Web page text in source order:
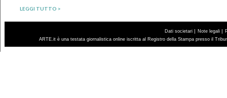
LEGGI TUTTO >
Dati societari | Note legali |
ARTE.it è una testata giornalistica online iscritta al Registro della Stampa presso il